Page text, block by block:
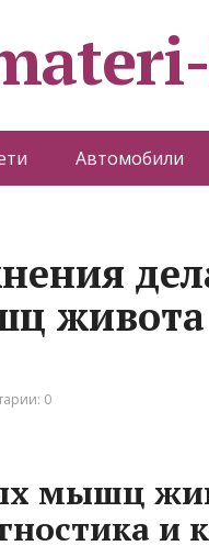
Автомобили
живота
0
мышц
и